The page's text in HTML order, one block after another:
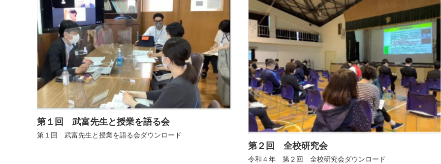
第１回 武富先生と授業を語る会
第１回 武富先生と授業を語る会ダウンロード
第２回 全校研究会
令和４年 第２回 全校研究会ダウンロード